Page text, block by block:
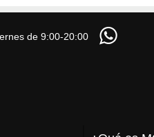
de 9:00-20:00